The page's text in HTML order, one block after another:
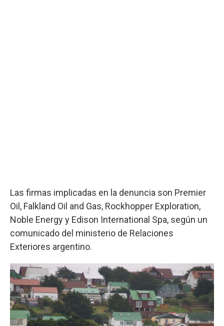
Las firmas implicadas en la denuncia son Premier
Oil, Falkland Oil and Gas, Rockhopper Exploration,
Noble Energy y Edison International Spa, según un
comunicado del ministerio de Relaciones
Exteriores argentino.